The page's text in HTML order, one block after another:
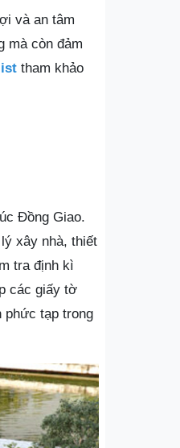
và an tâm
mà còn đảm
tham khảo
Đồng Giao.
xây nhà, thiết
tra định kì
các giấy tờ
phức tạp trong